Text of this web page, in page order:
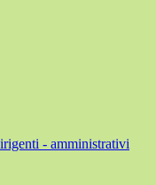
- amministrativi